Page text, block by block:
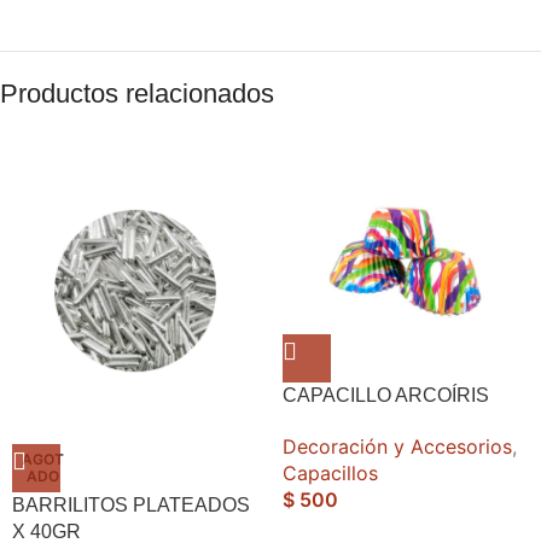
Productos relacionados
AGOT
ADO
BARRILITOS PLATEADOS
X 40GR
CAPACILLO ARCOÍRIS
Decoración y Accesorios,
Capacillos
$ 500